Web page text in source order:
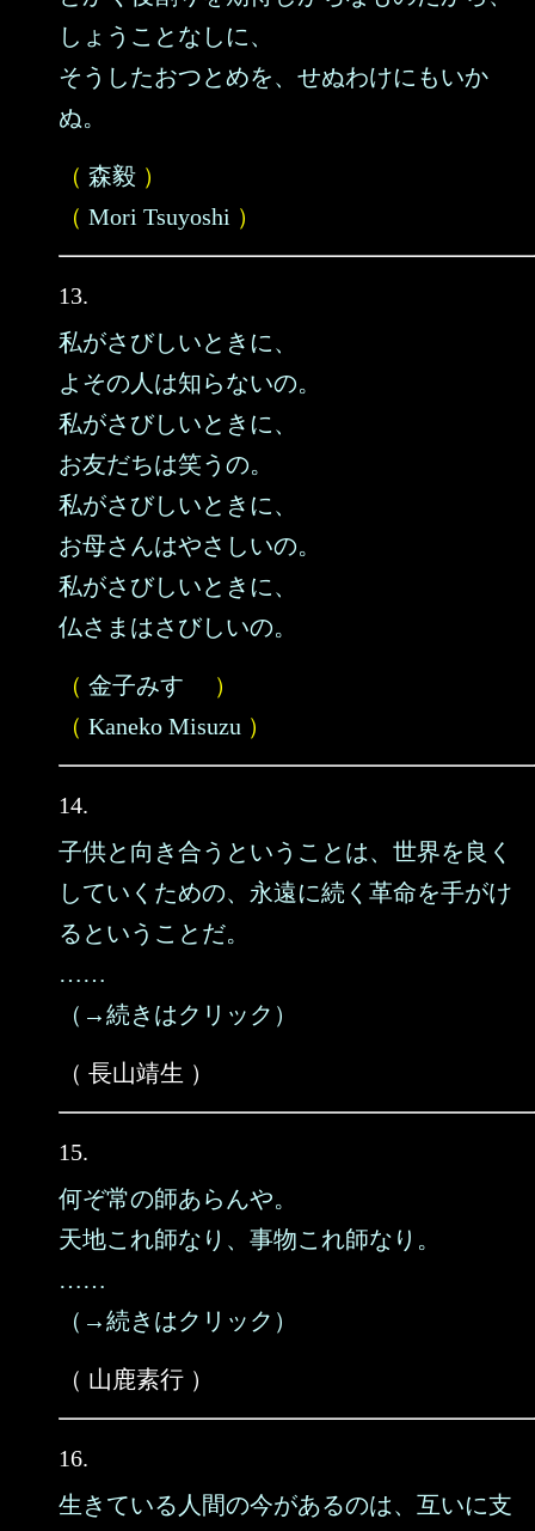
しょうことなしに、
そうしたおつとめを、せぬわけにもいか
ぬ。
（ 森毅 ）
（ Mori Tsuyoshi ）
13.
私がさびしいときに、
よその人は知らないの。
私がさびしいときに、
お友だちは笑うの。
私がさびしいときに、
お母さんはやさしいの。
私がさびしいときに、
仏さまはさびしいの。
（ 金子みすゞ
）
（ Kaneko Misuzu ）
14.
子供と向き合うということは、世界を良く
していくための、永遠に続く革命を手がけ
るということだ。
……
（→続きはクリック）
（ 長山靖生 ）
15.
何ぞ常の師あらんや。
天地これ師なり、事物これ師なり。
……
（→続きはクリック）
（ 山鹿素行 ）
16.
生きている人間の今があるのは、互いに支